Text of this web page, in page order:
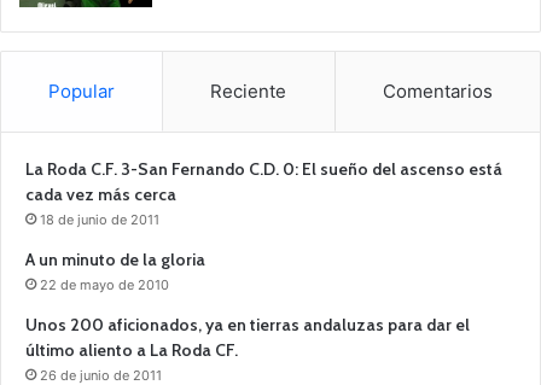
Popular Reciente Comentarios
La Roda C.F. 3-San Fernando C.D. 0: El sueño del ascenso está
cada vez más cerca
18 de junio de 2011
A un minuto de la gloria
22 de mayo de 2010
Unos 200 aficionados, ya en tierras andaluzas para dar el
último aliento a La Roda CF.
26 de junio de 2011